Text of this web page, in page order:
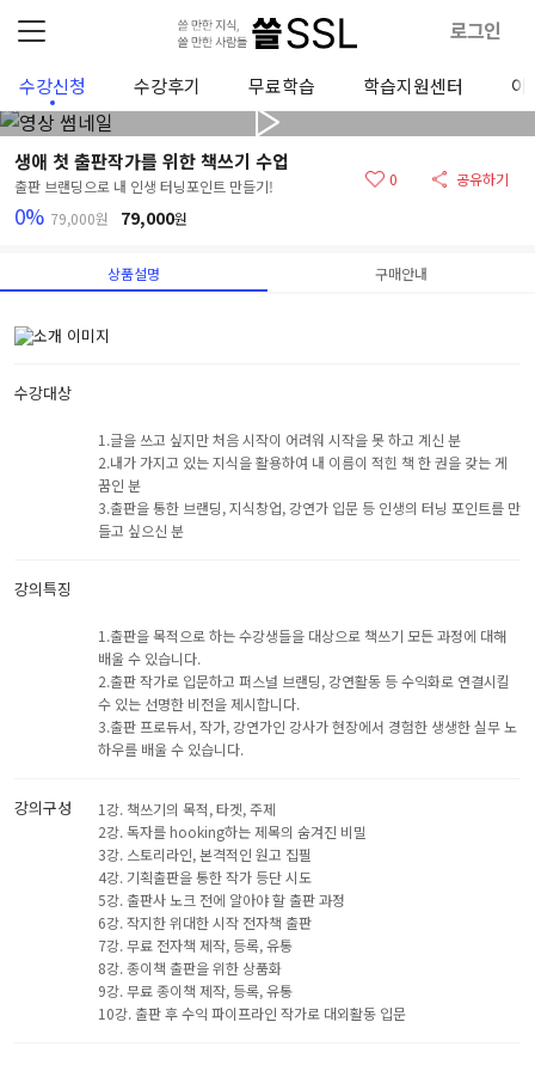
로그인
수강신청 수강후기 무료학습 학습지원센터 이
생애 첫 출판작가를 위한 책쓰기 수업
출판 브랜딩으로 내 인생 터닝포인트 만들기!
0% 79,000원 79,000원
0 공유하기
상품설명 구매안내
수강대상
1.글을 쓰고 싶지만 처음 시작이 어려워 시작을 못 하고 계신 분
2.내가 가지고 있는 지식을 활용하여 내 이름이 적힌 책 한 권을 갖는 게
꿈인 분
3.출판을 통한 브랜딩, 지식창업, 강연가 입문 등 인생의 터닝 포인트를 만
들고 싶으신 분
강의특징
1.출판을 목적으로 하는 수강생들을 대상으로 책쓰기 모든 과정에 대해
배울 수 있습니다.
2.출판 작가로 입문하고 퍼스널 브랜딩, 강연활동 등 수익화로 연결시킬
수 있는 선명한 비전을 제시합니다.
3.출판 프로듀서, 작가, 강연가인 강사가 현장에서 경험한 생생한 실무 노
하우를 배울 수 있습니다.
강의구성
1강. 책쓰기의 목적, 타겟, 주제
2강. 독자를 hooking하는 제목의 숨겨진 비밀
3강. 스토리라인, 본격적인 원고 집필
4강. 기획출판을 통한 작가 등단 시도
5강. 출판사 노크 전에 알아야 할 출판 과정
6강. 작지한 위대한 시작 전자책 출판
7강. 무료 전자책 제작, 등록, 유통
8강. 종이책 출판을 위한 상품화
9강. 무료 종이책 제작, 등록, 유통
10강. 출판 후 수익 파이프라인 작가로 대외활동 입문